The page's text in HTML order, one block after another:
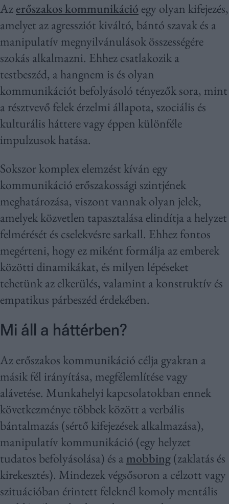
Azerőszakos kommunikáció egy olyan kifejezés,
amelyet az agressziót kiváltó, bántó szavak és a
manipulatív megnyilvánulások összességére
szokás alkalmazni. Ehhez csatlakozik a
testbeszéd, a hangnem is és olyan
kommunikációt befolyásoló tényezők sora, mint
a résztvevő felek érzelmi állapota, szociális és
kulturális háttere vagy éppen különféle
impulzusok hatása.
Sokszor komplex elemzést kíván egy
kommunikáció erőszakossági szintjének
meghatározása, viszont vannak olyan jelek,
amelyek közvetlen tapasztalása elindítja a helyzet
felmérését és cselekvésre sarkall. Ehhez fontos
megérteni, hogy ez miként formálja az emberek
közötti dinamikákat, és milyen lépéseket
tehetünk az elkerülés, valamint a konstruktív és
empatikus párbeszéd érdekében.
Mi áll a háttérben?
Az erőszakos kommunikáció célja gyakran a
másik fél irányítása, megfélemlítése vagy
alávetése. Munkahelyi kapcsolatokban ennek
következménye többek között a verbális
bántalmazás (sértő kifejezések alkalmazása),
manipulatív kommunikáció (egy helyzet
tudatos befolyásolása) és a mobbing(zaklatás és
kirekesztés). Mindezek végsősoron a célzott vagy
szituációban érintett feleknél komoly mentális